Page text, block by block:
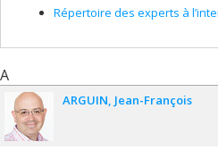
Répertoire des experts à
A
ARGUIN Jean-François